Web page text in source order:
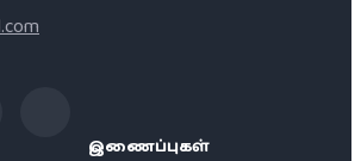
இணைப்புகள்